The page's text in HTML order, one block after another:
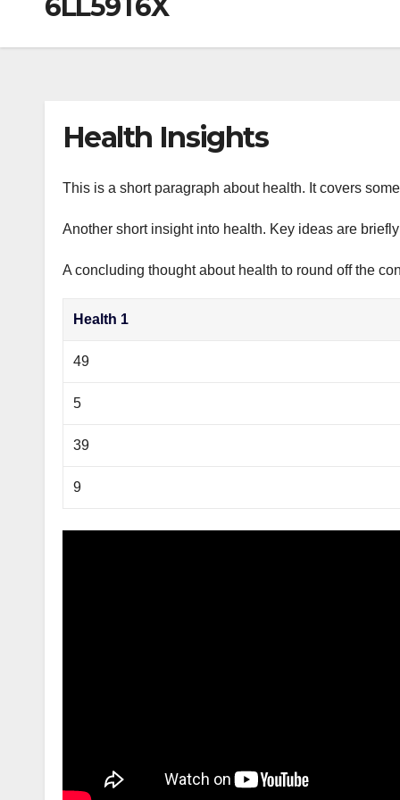
6LL59T6X
Health Insights
This is a short paragraph about health. It covers
Another short insight into health. Key ideas are
A concluding thought about health to round off the
Health 1
49
5
39
9
m